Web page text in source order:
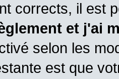
corrects, il est
et j'ai
selon les
est que